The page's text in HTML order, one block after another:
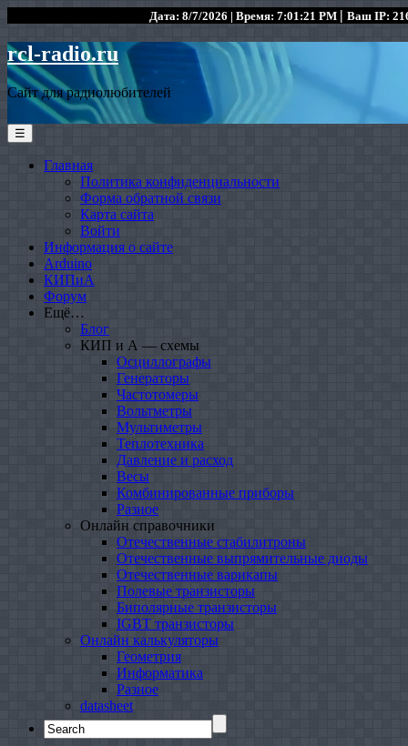
Дата: 8/7/2026 | Время: 7:01:21 PM | Ваш IP:
rcl-radio.ru
Сайт для радиолюбителей
☰
Главная
Политика конфиденциальности
Форма обратной связи
Карта сайта
Войти
Информация о сайте
Arduino
КИПиА
Форум
Ещё…
Блог
КИП и А — схемы
Осциллографы
Генераторы
Частотомеры
Вольтметры
Мультиметры
Теплотехника
Давление и расход
Весы
Комбинированные приборы
Разное
Онлайн справочники
Отечественные стабилитроны
Отечественные выпрямительные диоды
Отечественные варикапы
Полевые транзисторы
Биполярные транзисторы
IGBT транзисторы
Онлайн калькуляторы
Геометрия
Информатика
Разное
datasheet
Search
for: